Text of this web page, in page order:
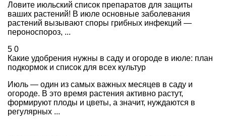
Ловите июльский список препаратов для защиты
ваших растений! В июле основные заболевания
растений вызывают споры грибных инфекций —
пероноспороз, ...
5 0
Какие удобрения нужны в саду и огороде в июле: план
подкормок и список для всех культур
Июль — один из самых важных месяцев в саду и
огороде. В это время растения активно растут,
формируют плоды и цветы, а значит, нуждаются в
регулярных ...